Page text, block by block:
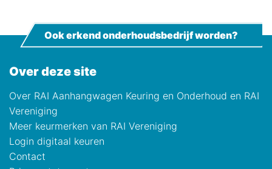
Over deze site
Over RAI Aanhangwagen Keuring en Onderhoud en RAI
Vereniging
Meer keurmerken van RAI Vereniging
Login digitaal keuren
Contact
Ook erkend onderhoudsbedrijf worden?